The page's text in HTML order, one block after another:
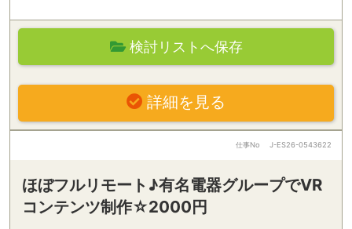
検討リストへ保存
詳細を見る
仕事No J-ES26-0543622
ほぼフルリモート♪有名電器グループでVR
コンテンツ制作☆2000円